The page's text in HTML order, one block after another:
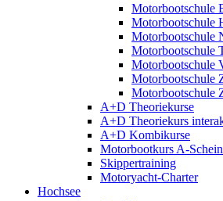
Motorbootschule
Motorbootschule
Motorbootschule
Motorbootschule
Motorbootschule
Motorbootschule
Motorbootschule
A+D Theoriekurse
A+D Theoriekurs
A+D Kombikurse
Motorbootkurs A-Schein
Skippertraining
Motoryacht-Charter
Hochsee